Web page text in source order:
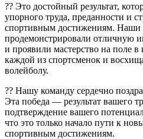
?? Это достойный результат,
упорного труда, преданности и
спортивным достижениям. Наши
продемонстрировали отличную
и проявили мастерство на поле
каждой из спортсменок и
волейболу.
?? Нашу команду сердечно
Эта победа — результат вашего
подтверждение вашего
что это только начало пути к
спортивным достижениям.